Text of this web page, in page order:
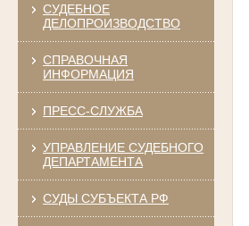
СУДЕБНОЕ
ДЕЛОПРОИЗВОДСТВО
СПРАВОЧНАЯ
ИНФОРМАЦИЯ
ПРЕСС-СЛУЖБА
УПРАВЛЕНИЕ СУДЕБНОГО
ДЕПАРТАМЕНТА
СУДЫ СУБЪЕКТА РФ